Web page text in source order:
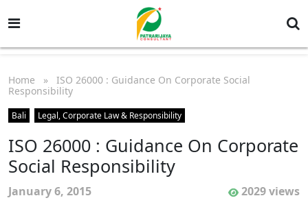
Home » ISO 26000 : Guidance On Corporate Social
Responsibility
Bali Legal, Corporate Law & Responsibility
ISO 26000 : Guidance On Corporate
Social Responsibility
January 6, 2015 2029 views